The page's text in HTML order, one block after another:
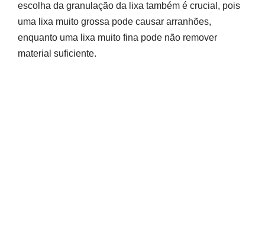
escolha da granulação da lixa também é crucial, pois
uma lixa muito grossa pode causar arranhões,
enquanto uma lixa muito fina pode não remover
material suficiente.